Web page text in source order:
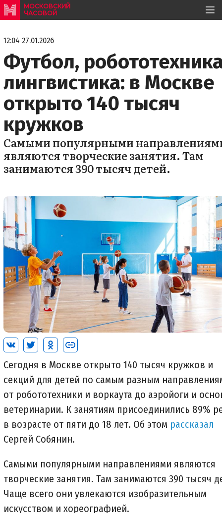
МОСКОВСКИЙ
ЧАСОВОЙ
12:04 27.01.2026
Футбол,
лингвистика: в Москве
открыто 140 тысяч
кружков
Самыми популярными
являются творческие занятия. Там
занимаются 390 тысяч детей.
Сегодня в Москве открыто 140 тысяч кружков и
секций для детей по самым разным
от робототехники и воркаута до аэройоги и
ветеринарии. К занятиям присоединились 89%
в возрасте от пяти до 18 лет. Об этом рассказал
Сергей Собянин.
Самыми популярными направлениями являются
творческие занятия. Там занимаются 390 тысяч
Чаще всего они увлекаются изобразительным
искусством и хореографией.